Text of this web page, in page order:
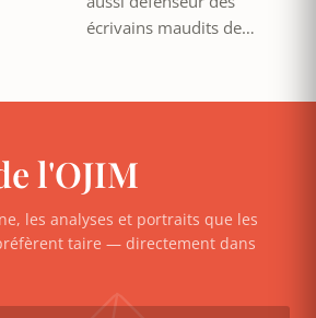
écrivains maudits de…
l'OJIM
les analyses et portraits que les
taire — directement dans